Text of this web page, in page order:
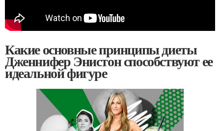
Какие основные принципы диеты
Дженнифер Энистон способствуют ее
идеальной фигуре